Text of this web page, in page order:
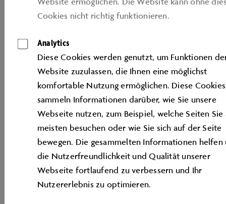
BENEFITS
Mehr als ein Arbeitsplatz: unsere Benefits auf
einen Blick
Cookies nicht richtig funktionieren.
Analytics
Diese Cookies werden genutzt, um Funktionen
Website zuzulassen, die Ihnen eine möglichst
komfortable Nutzung ermöglichen. Diese Cookies
sammeln Informationen darüber, wie Sie unsere
Webseite nutzen, zum Beispiel, welche Seiten Sie
meisten besuchen oder wie Sie sich auf der Seite
bewegen. Die gesammelten Informationen helfen
die Nutzerfreundlichkeit und Qualität unserer
Webseite fortlaufend zu verbessern und Ihr
Nutzererlebnis zu optimieren.